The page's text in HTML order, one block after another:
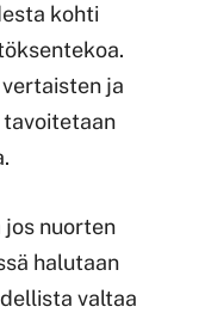
kohti
ja
jos nuorten
halutaan
valtaa